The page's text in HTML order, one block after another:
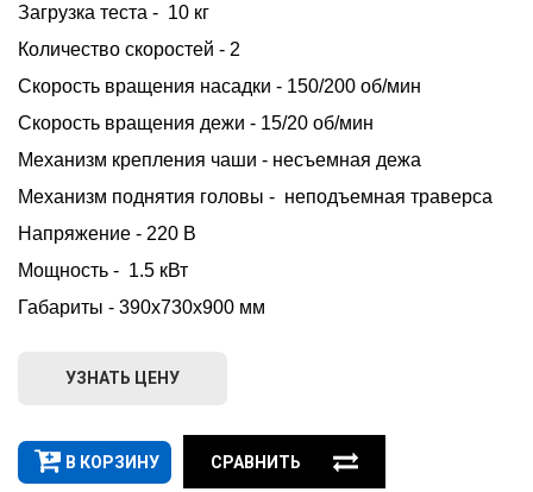
Загрузка теста -  10 кг
Количество скоростей - 2
Скорость вращения насадки - 150/200 об/мин
Скорость вращения дежи - 15/20 об/мин
Механизм крепления чаши - несъемная дежа
Механизм поднятия головы -  неподъемная траверса
Напряжение - 220 В
Мощность -  1.5 кВт
Габариты - 390х730х900 мм
УЗНАТЬ ЦЕНУ
В КОРЗИНУ СРАВНИТЬ